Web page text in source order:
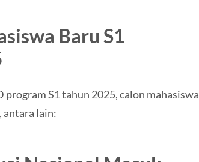
Baru S1
S1 tahun 2025, calon mahasiswa
antara lain: